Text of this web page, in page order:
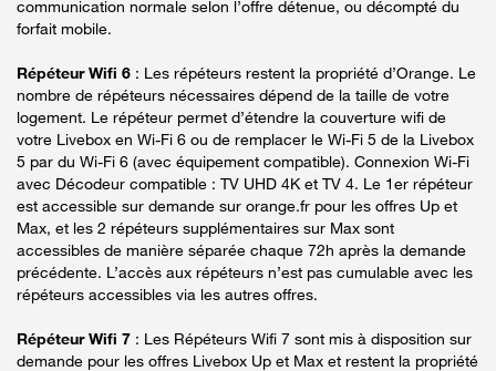
communication normale selon l’offre détenue, ou décompté du
forfait mobile.
Répéteur Wifi 6 : Les répéteurs restent la propriété d’Orange. Le
nombre de répéteurs nécessaires dépend de la taille de votre
logement. Le répéteur permet d’étendre la couverture wifi de
votre Livebox en Wi-Fi 6 ou de remplacer le Wi-Fi 5 de la Livebox
5 par du Wi-Fi 6 (avec équipement compatible). Connexion Wi-Fi
avec Décodeur compatible : TV UHD 4K et TV 4. Le 1er répéteur
est accessible sur demande sur orange.fr pour les offres Up et
Max, et les 2 répéteurs supplémentaires sur Max sont
accessibles de manière séparée chaque 72h après la demande
précédente. L’accès aux répéteurs n’est pas cumulable avec les
répéteurs accessibles via les autres offres.
Répéteur Wifi 7 : Les Répéteurs Wifi 7 sont mis à disposition sur
demande pour les offres Livebox Up et Max et restent la propriété